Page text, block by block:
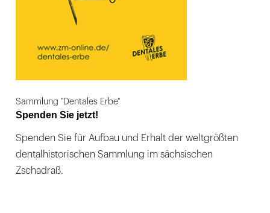
Sammlung "Dentales Erbe"
Spenden Sie jetzt!
Spenden Sie für Aufbau und Erhalt der weltgrößten
dentalhistorischen Sammlung im sächsischen
Zschadraß.